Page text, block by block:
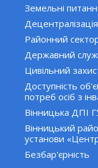
Земельні
Районний
Державний
Цивільний
Доступність
потреб осіб з
Вінницька ДПІ
Вінницький
установи «Центр
Безбар'єрність